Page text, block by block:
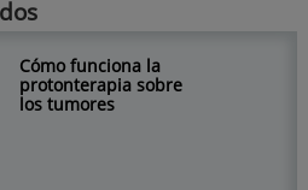
Cómo funciona la
protonterapia sobre
los tumores